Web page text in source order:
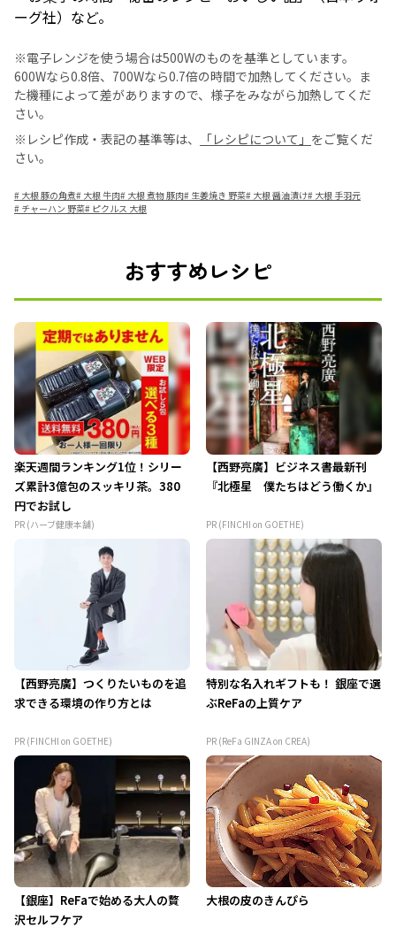
ーグ社）など。
※電子レンジを使う場合は500Wのものを基準としています。
600Wなら0.8倍、700Wなら0.7倍の時間で加熱してください。ま
た機種によって差がありますので、様子をみながら加熱してくだ
さい。
※レシピ作成・表記の基準等は、
「レシピについて」 をご覧くだ
さい。
# 大根 豚の角煮# 大根 牛肉# 大根 煮物 豚肉# 生姜焼き 野菜# 大根 醤油漬け# 大根 手羽元
# チャーハン 野菜# ピクルス 大根
おすすめレシピ
楽天週間ランキング1位！シリー
ズ累計3億包のスッキリ茶。380
円でお試し
PR (ハーブ健康本舗)
【西野亮廣】ビジネス書最新刊
『北極星 僕たちはどう働くか』
PR (FINCHI on GOETHE)
【西野亮廣】つくりたいものを追
求できる環境の作り方とは
PR (FINCHI on GOETHE)
特別な名入れギフトも！ 銀座で選
ぶReFaの上質ケア
PR (ReFa GINZA on CREA)
【銀座】ReFaで始める大人の贅
沢セルフケア
大根の皮のきんぴら